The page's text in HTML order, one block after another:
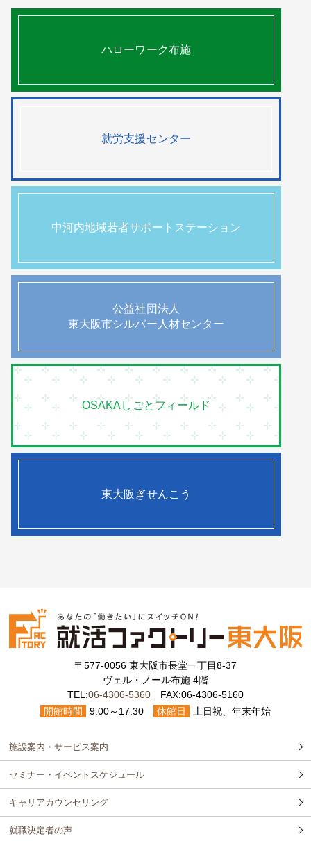
ハローワーク布施
就労支援センター
中河内地域若者サポートステーション
公益社団法人
東大阪市シルバー人材センター
OSAKAしごとフィールド
東大阪ぎせんこう
〒577-0056 東大阪市長堂一丁目8-37
ヴェル・ノール布施 4階
TEL:06-4306-5360FAX:06-4306-5160
開館時間
9:00～17:30 休館日 土日祝、年末年始
施設案内・サービス案内
セミナー・イベントスケジュール
キャリアカウンセリング
就職決定者の声